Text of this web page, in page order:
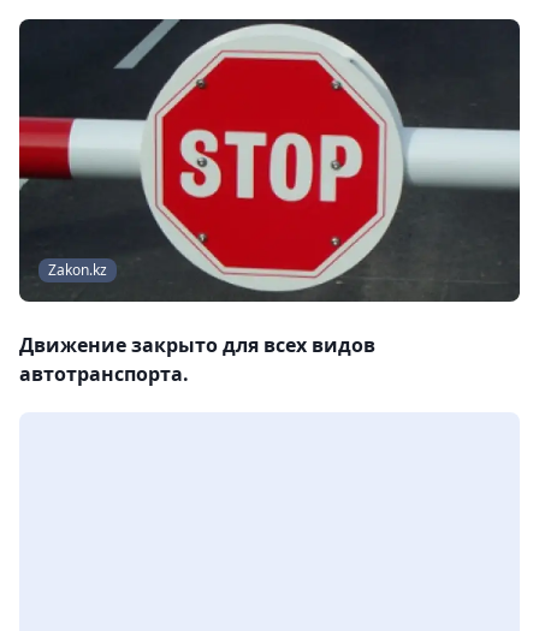
Zakon.kz
Движение закрыто для всех видов
автотранспорта.